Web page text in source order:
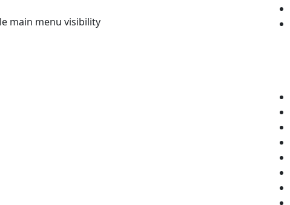
main menu visibility